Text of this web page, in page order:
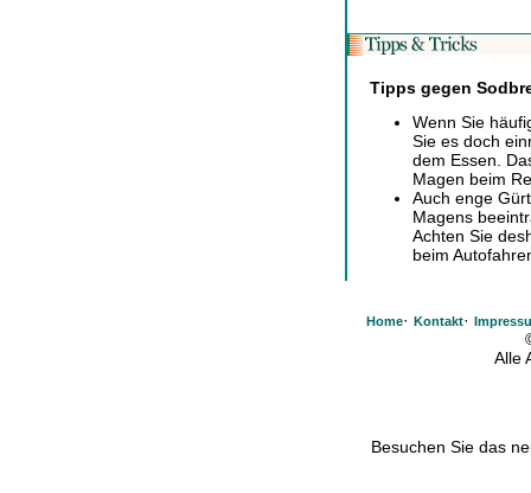
Tipps gegen
Wenn Sie
Sie es doch
dem Essen.
Magen beim
Auch enge
Magens
Achten Sie
beim
Home· Kontakt·
Alle
Besuchen Sie das